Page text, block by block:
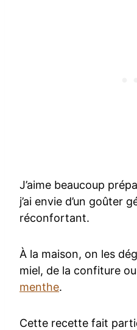
J’aime beaucoup
j’ai envie d’un goûter
réconfortant.
À la maison, on les
miel, de la confiture
menthe.
Cette recette fait